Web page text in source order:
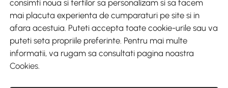
+40 312294730 clienti@aosom.ro
Romania, Bucureşti Sectorul 2, Str. Barbu Paris Mumuleanu, Nr. 30-
consimti noua si tertilor sa personalizam si sa facem
mai placuta experienta de cumparaturi pe site si in
afara acestuia. Puteti accepta toate cookie-urile sau va
puteti seta propriile preferinte. Pentru mai multe
informatii, va rugam sa consultati pagina noastra
Cookies.